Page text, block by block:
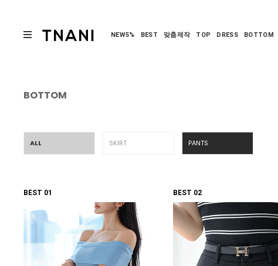
NEW5% BEST 맞춤제작 TOP DRESS BOTTOM
BOTTOM
ALL SKIRT PANTS
BEST 01 BEST 02